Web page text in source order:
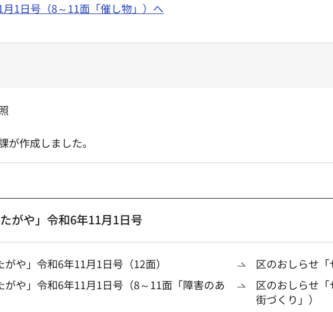
1日号（8～11面「催し物」）へ
が作成しました。
がや」令和6年11月1日号
や」令和6年11月1日号（12面）
区のおしらせ「
がや」令和6年11月1日号（8～11面「障害のあ
区のおしらせ
街づくり」）